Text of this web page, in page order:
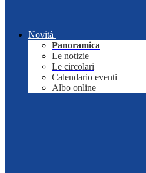
Novità
Panoramica
Le notizie
Le circolari
Calendario eventi
Albo online